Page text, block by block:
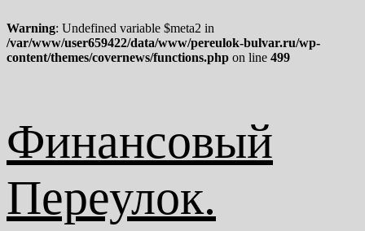
Warning: Undefined variable $meta2 in
/var/www/user659422/data/www/pereulok-bulvar.ru/wp-
content/themes/covernews/functions.php on line 499
к
содержимому
Финансовый
Переулок.